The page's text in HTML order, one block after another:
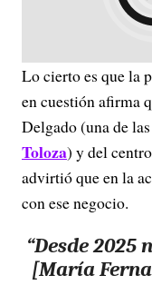
Lo cierto es que la
en cuestión afirma
Delgado (una de las
Toloza) y del
advirtió que en la
con ese negocio.
“Desde
[María